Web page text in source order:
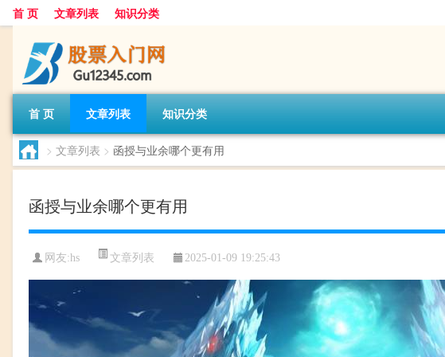
首 页 文章列表 知识分类
首 页 文章列表 知识分类
> 文章列表 > 函授与业余哪个更有用
函授与业余哪个更有用
网友:hs 文章列表 2025-01-09 19:25:43